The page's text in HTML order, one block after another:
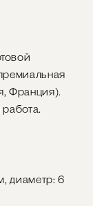
Франция).
диаметр: 6